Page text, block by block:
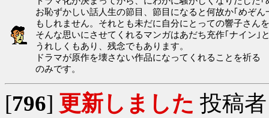
お恥ずかしい話人生の節目、節目になると何故か｢めぞ
もしれません。それとも未だに自分にとっての響子さん
そんな思いにさせてくれるマンガはあだち充作｢ナイン｣
うれしくもあり、残念でもあります。
ドラマが原作を壊さない作品になってくれることを祈る
のみです。
[796] 更新しました 投稿